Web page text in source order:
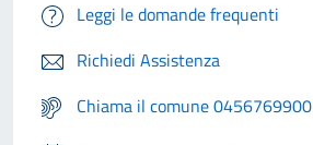
Leggi le domande frequenti
Richiedi Assistenza
Chiama il comune 0456769900